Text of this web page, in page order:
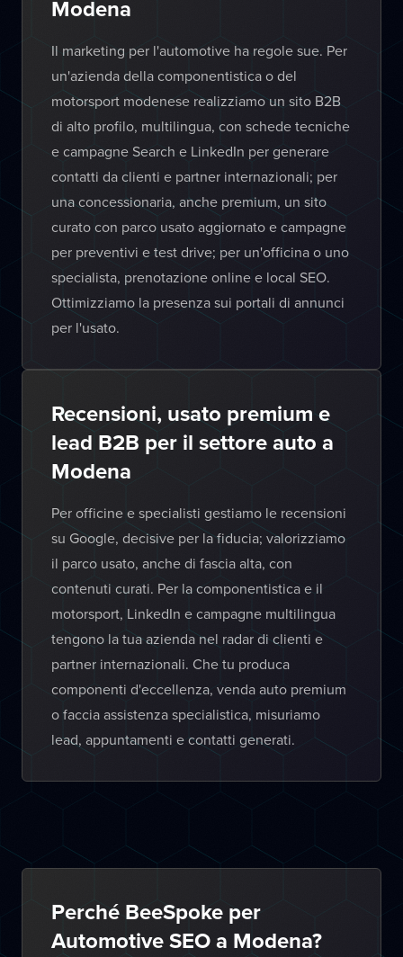
Modena
Il marketing per l'automotive ha regole sue. Per
un'azienda della componentistica o del
motorsport modenese realizziamo un sito B2B
di alto profilo, multilingua, con schede tecniche
e campagne Search e LinkedIn per generare
contatti da clienti e partner internazionali; per
una concessionaria, anche premium, un sito
curato con parco usato aggiornato e campagne
per preventivi e test drive; per un'officina o uno
specialista, prenotazione online e local SEO.
Ottimizziamo la presenza sui portali di annunci
per l'usato.
Recensioni, usato premium e
lead B2B per il settore auto a
Modena
Per officine e specialisti gestiamo le recensioni
su Google, decisive per la fiducia; valorizziamo
il parco usato, anche di fascia alta, con
contenuti curati. Per la componentistica e il
motorsport, LinkedIn e campagne multilingua
tengono la tua azienda nel radar di clienti e
partner internazionali. Che tu produca
componenti d'eccellenza, venda auto premium
o faccia assistenza specialistica, misuriamo
lead, appuntamenti e contatti generati.
Perché BeeSpoke per
Automotive SEO a Modena?